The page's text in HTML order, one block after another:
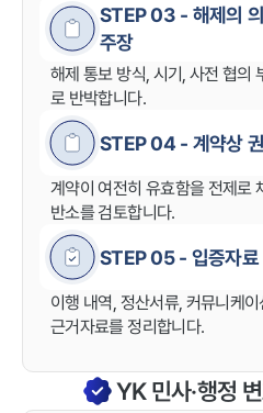
STEP 03 - 해제의
주장
해제 통보 방식, 시기, 사전 협의
로 반박합니다.
STEP 04 - 계약상
계약이 여전히 유효함을 전제로
반소를 검토합니다.
STEP 05 - 입증자료
이행 내역, 정산서류, 커뮤니케
근거자료를 정리합니다.
YK 민사·행정